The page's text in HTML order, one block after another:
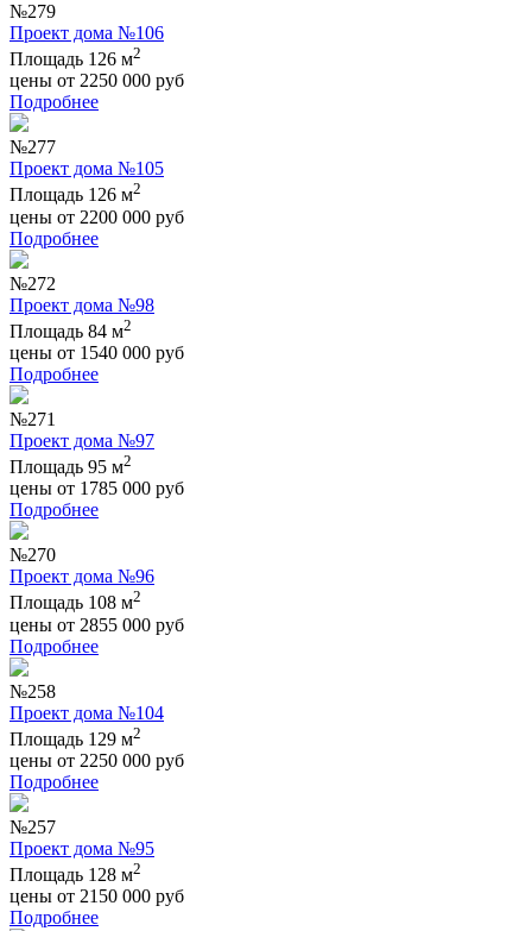
№279
Проект дома №106
Площадь 126 м2
цены от 2250 000 руб
Подробнее
№277
Проект дома №105
Площадь 126 м2
цены от 2200 000 руб
Подробнее
№272
Проект дома №98
Площадь 84 м2
цены от 1540 000 руб
Подробнее
№271
Проект дома №97
Площадь 95 м2
цены от 1785 000 руб
Подробнее
№270
Проект дома №96
Площадь 108 м2
цены от 2855 000 руб
Подробнее
№258
Проект дома №104
Площадь 129 м2
цены от 2250 000 руб
Подробнее
№257
Проект дома №95
Площадь 128 м2
цены от 2150 000 руб
Подробнее